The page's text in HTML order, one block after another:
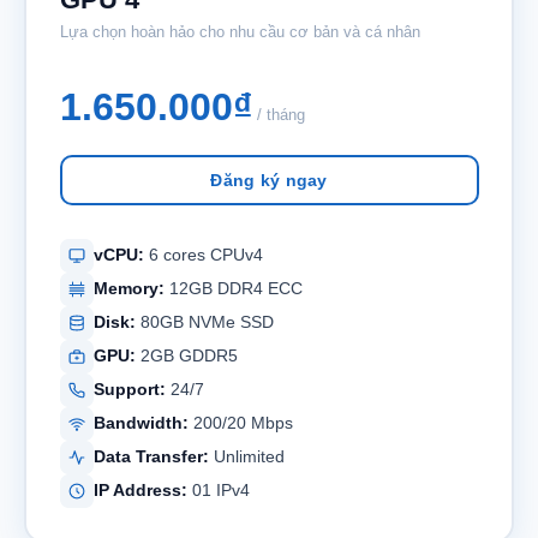
Lựa chọn hoàn hảo cho nhu cầu cơ bản và cá nhân
1.650.000₫ / tháng
Đăng ký ngay
vCPU: 6 cores CPUv4
Memory: 12GB DDR4 ECC
Disk: 80GB NVMe SSD
GPU: 2GB GDDR5
Support: 24/7
Bandwidth: 200/20 Mbps
Data Transfer: Unlimited
IP Address: 01 IPv4